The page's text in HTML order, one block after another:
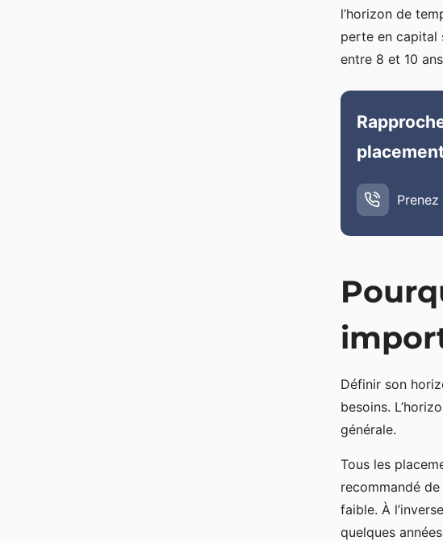
l’horizon de
perte en capital
entre 8 et 10
Définir son
besoins.
générale.
Tous les
recommandé
faible. À
quelques